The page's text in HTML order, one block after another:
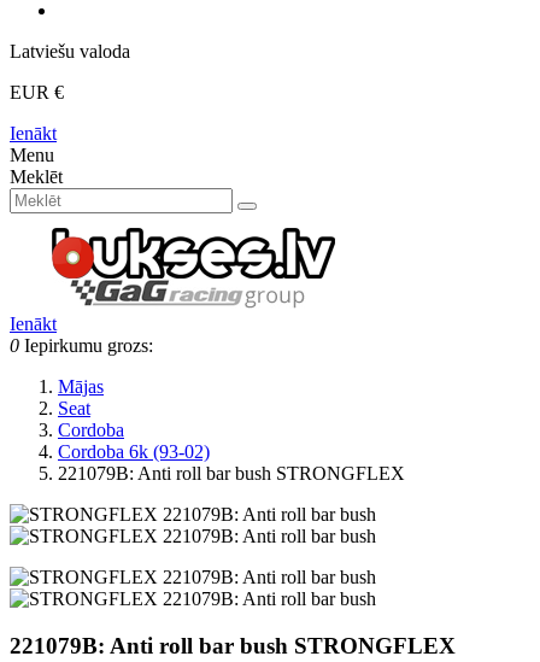
Latviešu valoda
EUR €
Ienākt
Menu
Meklēt
Ienākt
0 Iepirkumu grozs:
Mājas
Seat
Cordoba
Cordoba 6k (93-02)
221079B: Anti roll bar bush STRONGFLEX
221079B: Anti roll bar bush STRONGFLEX